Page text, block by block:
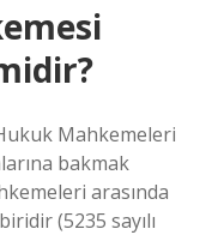
Mahkemeleri
bakmak
arasında
(5235 sayılı